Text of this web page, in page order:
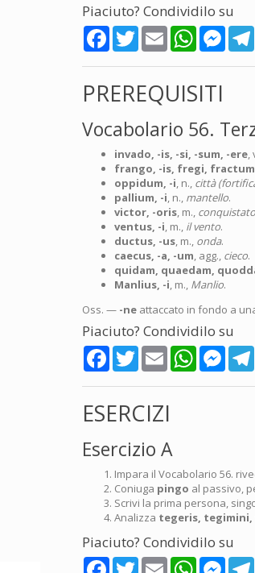
Piaciuto? Condividilo su
FacebookTwitterEmail WhatsApp
PREREQUISITI
Vocabolario 56.
invado, -is, -si, -sum, -ere
frango, -is, fregi,
oppidum, -i , n., città
pallium, -i , n., mantello.
victor, -oris , m.,
ventus, -i , m., il vento.
ductus, -us , m., onda.
caecus, -a, -um , agg., cieco.
quidam, quaedam,
Manlius, -i , m., Manlio.
Oss. — -ne attaccato in fondo a
Piaciuto? Condividilo su
FacebookTwitterEmail WhatsApp
ESERCIZI
Esercizio A
Impara il Vocabolario 56.
Coniuga pingo al passivo,
Scrivi la prima persona,
Analizza tegeris,
Piaciuto? Condividilo su
FacebookTwitterEmail WhatsApp